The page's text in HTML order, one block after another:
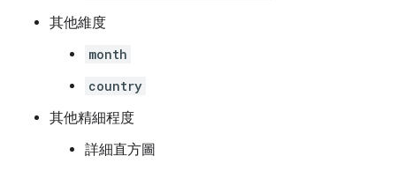
其他維度
month
country
其他精細程度
詳細直方圖